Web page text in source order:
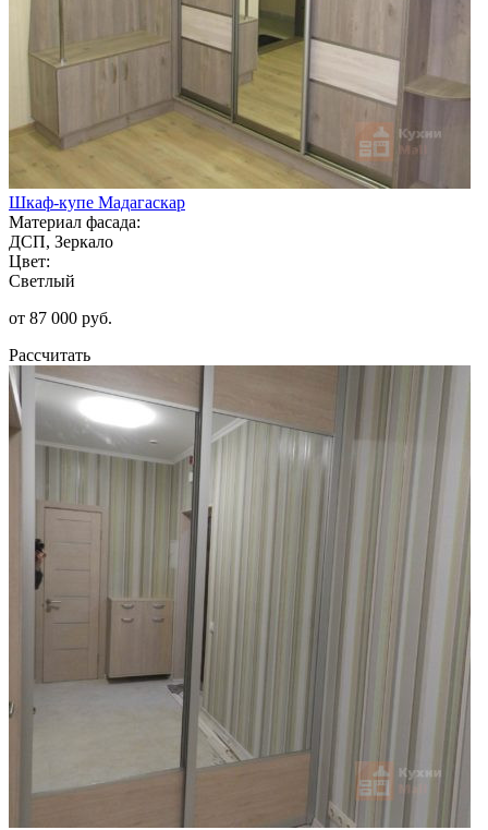
Шкаф-купе Мадагаскар
Материал фасада:
ДСП, Зеркало
Цвет:
Светлый
от 87 000 руб.
Рассчитать